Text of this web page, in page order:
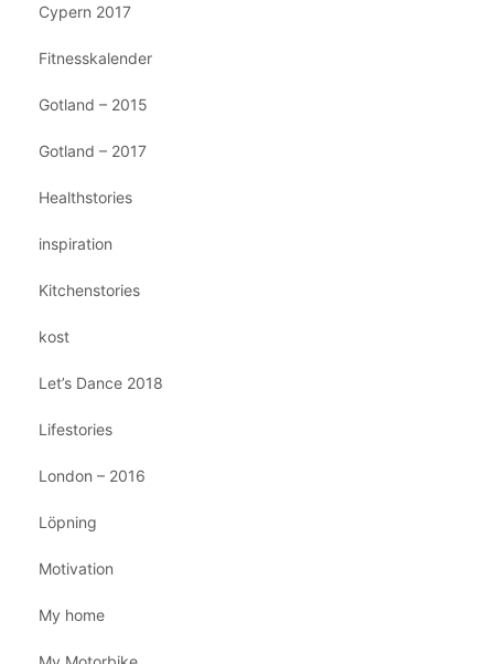
Cypern 2017
Fitnesskalender
Gotland – 2015
Gotland – 2017
Healthstories
inspiration
Kitchenstories
kost
Let’s Dance 2018
Lifestories
London – 2016
Löpning
Motivation
My home